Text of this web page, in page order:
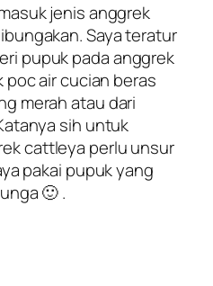
jenis anggrek
Saya teratur
pupuk pada anggrek
air cucian beras
merah atau dari
sih untuk
cattleya perlu unsur
pakai pupuk yang
🙂 .